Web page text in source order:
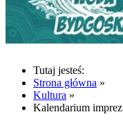
Tutaj jesteś:
Strona główna »
Kultura »
Kalendarium imprez